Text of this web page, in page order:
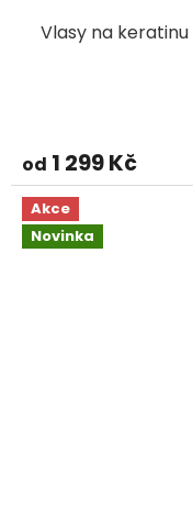
Vlasy na
od 1 299 Kč
Akce
Novinka